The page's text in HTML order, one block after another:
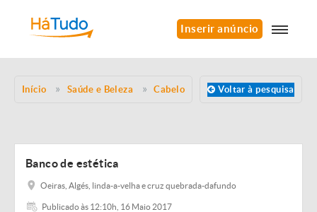
Inserir anúncio
Início Saúde e Beleza Cabelo Voltar à pesquisa
Banco de estética
Oeiras, Algés, linda-a-velha e cruz quebrada-dafundo
Publicado às 12:10h, 16 Maio 2017